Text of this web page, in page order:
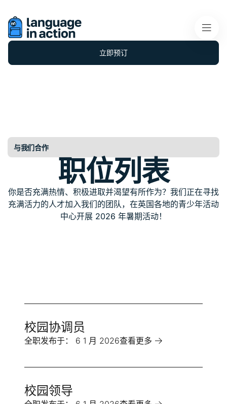
立即预订
与我们合作
职位列表
你是否充满热情、积极进取并渴望有所作为？我们正在寻找
充满活力的人才加入我们的团队，在英国各地的青少年活动
中心开展 2026 年暑期活动！
校园协调员
全职发布于： 6 1 月 2026查看更多
校园领导